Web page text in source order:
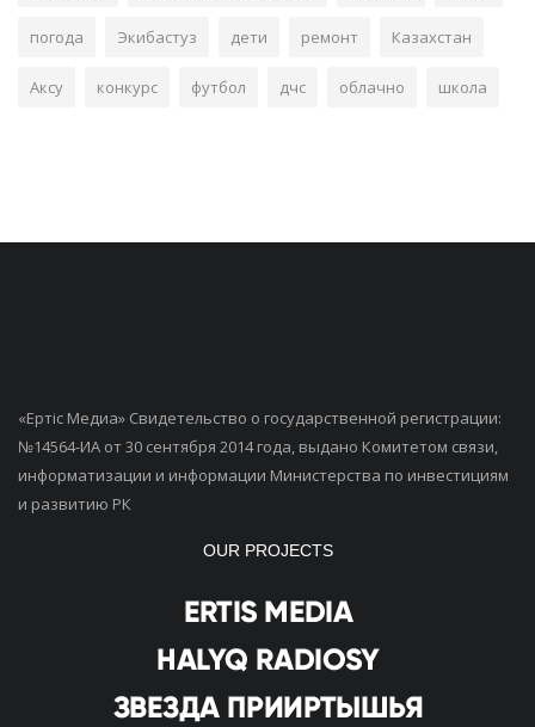
погода Экибастуз дети ремонт Казахстан
Аксу конкурс футбол дчс облачно школа
«Ертiс Медиа» Свидетельство о государственной регистрации:
№14564-ИА от 30 сентября 2014 года, выдано Комитетом связи,
информатизации и информации Министерства по инвестициям
и развитию РК
OUR PROJECTS